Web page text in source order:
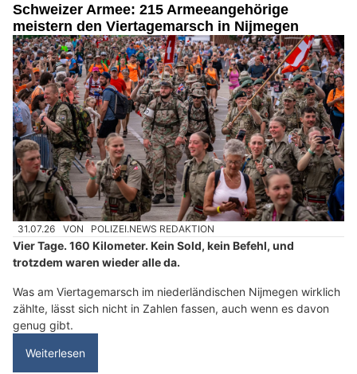
Schweizer Armee: 215 Armeeangehörige
meistern den Viertagemarsch in Nijmegen
31.07.26 VON POLIZEI.NEWS REDAKTION
Vier Tage. 160 Kilometer. Kein Sold, kein Befehl, und
trotzdem waren wieder alle da.
Was am Viertagemarsch im niederländischen Nijmegen wirklich
zählte, lässt sich nicht in Zahlen fassen, auch wenn es davon
genug gibt.
Weiterlesen